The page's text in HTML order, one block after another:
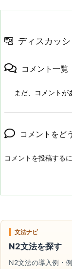
ディスカッ
コメント一覧
まだ、コメントが
コメントをど
コメントを投稿する
文法ナビ
N2文法を探す
N2文法の導入例・